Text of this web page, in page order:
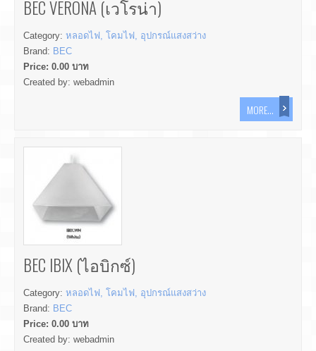
BEC VERONA (เวโรน่า)
Category: หลอดไฟ, โคมไฟ, อุปกรณ์แสงสว่าง
Brand: BEC
Price: 0.00 บาท
Created by: webadmin
MORE...
BEC IBIX (ไอบิกซ์)
Category: หลอดไฟ, โคมไฟ, อุปกรณ์แสงสว่าง
Brand: BEC
Price: 0.00 บาท
Created by: webadmin